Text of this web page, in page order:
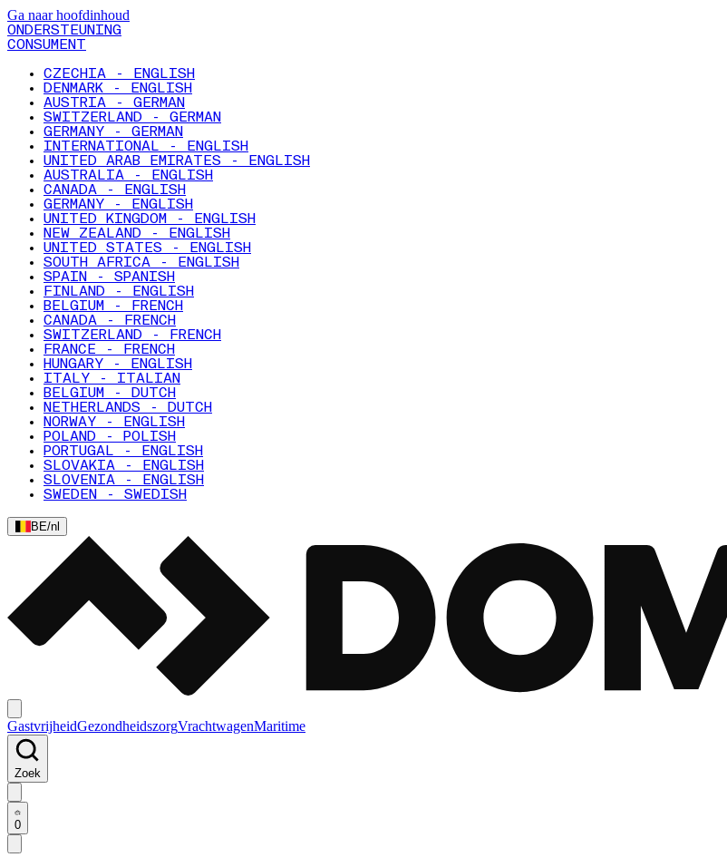
Ga naar hoofdinhoud
ONDERSTEUNING
CONSUMENT
CZECHIA - ENGLISH
DENMARK - ENGLISH
AUSTRIA - GERMAN
SWITZERLAND - GERMAN
GERMANY - GERMAN
INTERNATIONAL - ENGLISH
UNITED ARAB EMIRATES - ENGLISH
AUSTRALIA - ENGLISH
CANADA - ENGLISH
GERMANY - ENGLISH
UNITED KINGDOM - ENGLISH
NEW ZEALAND - ENGLISH
UNITED STATES - ENGLISH
SOUTH AFRICA - ENGLISH
SPAIN - SPANISH
FINLAND - ENGLISH
BELGIUM - FRENCH
CANADA - FRENCH
SWITZERLAND - FRENCH
FRANCE - FRENCH
HUNGARY - ENGLISH
ITALY - ITALIAN
BELGIUM - DUTCH
NETHERLANDS - DUTCH
NORWAY - ENGLISH
POLAND - POLISH
PORTUGAL - ENGLISH
SLOVAKIA - ENGLISH
SLOVENIA - ENGLISH
SWEDEN - SWEDISH
BE/nl
GastvrijheidGezondheidszorgVrachtwagenMaritime
Zoek
0